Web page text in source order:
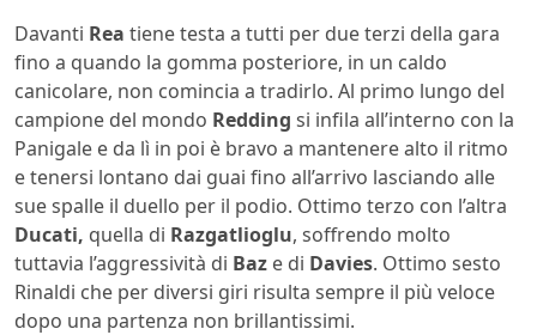
Davanti Rea tiene testa a tutti per due terzi della gara
fino a quando la gomma posteriore, in un caldo
canicolare, non comincia a tradirlo. Al primo lungo del
campione del mondo Redding si infila all’interno con la
Panigale e da lì in poi è bravo a mantenere alto il ritmo
e tenersi lontano dai guai fino all’arrivo lasciando alle
sue spalle il duello per il podio. Ottimo terzo con l’altra
Ducati, quella di Razgatlioglu, soffrendo molto
tuttavia l’aggressività di Baz e di Davies. Ottimo sesto
Rinaldi che per diversi giri risulta sempre il più veloce
dopo una partenza non brillantissimi.